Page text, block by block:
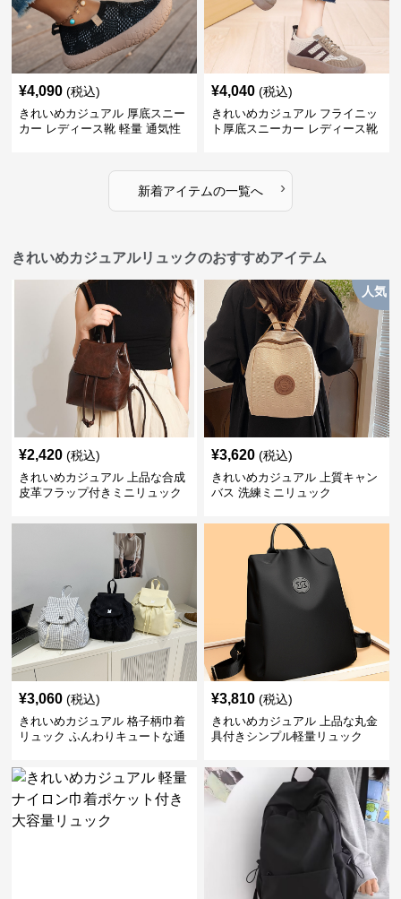
¥4,090 (税込)
きれいめカジュアル 厚底スニー
カー レディース靴 軽量 通気性
¥4,040 (税込)
きれいめカジュアル フライニッ
ト厚底スニーカー レディース靴
ズ
新着アイテムの一覧へ ›
きれいめカジュアルリュックのおすすめアイテム
¥2,420 (税込)
きれいめカジュアル 上品な合成
皮革フラップ付きミニリュック
人気
¥3,620 (税込)
きれいめカジュアル 上質キャン
バス 洗練ミニリュック
¥3,060 (税込)
きれいめカジュアル 格子柄巾着
リュック ふんわりキュートな通
¥3,810 (税込)
きれいめカジュアル 上品な丸金
具付きシンプル軽量リュック